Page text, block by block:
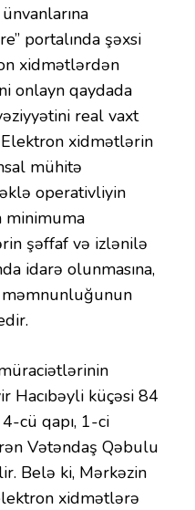
portalında şəxsi
xidmətlərdən
onlayn qaydada
real vaxt
xidmətlərin
mühitə
operativliyin
minimuma
şəffaf və izlənilə
idarə olunmasına,
Hacıbəyli küçəsi 84
cü qapı, 1-ci
Vətəndaş Qəbulu
Belə ki, Mərkəzin
xidmətlərə